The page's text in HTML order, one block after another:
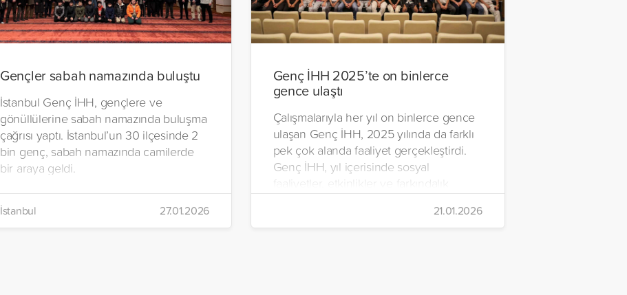
Gençler sabah namazında buluştu
İstanbul Genç İHH, gençlere ve
gönüllülerine sabah namazında buluşma
çağrısı yaptı. İstanbul’un 30 ilçesinde 2
bin genç, sabah namazında camilerde
bir araya geldi.
İstanbul 27.01.2026
Genç İHH 2025’te on binlerce
gence ulaştı
Çalışmalarıyla her yıl on binlerce gence
ulaşan Genç İHH, 2025 yılında da farklı
pek çok alanda faaliyet gerçekleştirdi.
Genç İHH, yıl içerisinde sosyal
faaliyetler, etkinlikler ve farkındalık
programları düzenlerken, kitap tahlilleri,
sergiler, psikososyal destek faaliyetleri,
atölyeler, mesleki gelişim etkinlikleri
21.01.2026